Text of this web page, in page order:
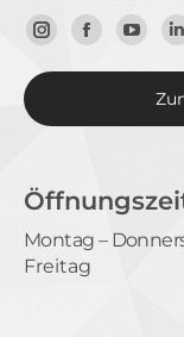
Zum
Instagram-
Zur Zum
Kanal
Montag –
Freitag